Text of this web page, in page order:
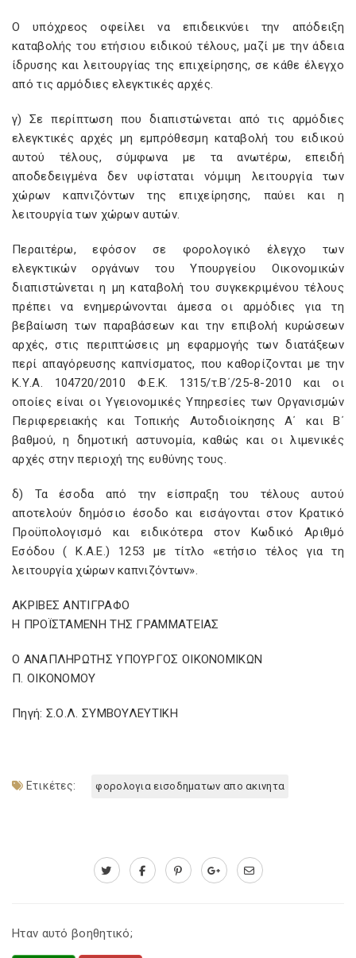
Ο υπόχρεος οφείλει να επιδεικνύει την απόδειξη
καταβολής του ετήσιου ειδικού τέλους, μαζί με την άδεια
ίδρυσης και λειτουργίας της επιχείρησης, σε κάθε έλεγχο
από τις αρμόδιες ελεγκτικές αρχές.
γ) Σε περίπτωση που διαπιστώνεται από τις αρμόδιες
ελεγκτικές αρχές μη εμπρόθεσμη καταβολή του ειδικού
αυτού τέλους, σύμφωνα με τα ανωτέρω, επειδή
αποδεδειγμένα δεν υφίσταται νόμιμη λειτουργία των
χώρων καπνιζόντων της επιχείρησης, παύει και η
λειτουργία των χώρων αυτών.
Περαιτέρω, εφόσον σε φορολογικό έλεγχο των
ελεγκτικών οργάνων του Υπουργείου Οικονομικών
διαπιστώνεται η μη καταβολή του συγκεκριμένου τέλους
πρέπει να ενημερώνονται άμεσα οι αρμόδιες για τη
βεβαίωση των παραβάσεων και την επιβολή κυρώσεων
αρχές, στις περιπτώσεις μη εφαρμογής των διατάξεων
περί απαγόρευσης καπνίσματος, που καθορίζονται με την
Κ.Υ.Α. 104720/2010 Φ.Ε.Κ. 1315/τ.Β΄/25-8-2010 και οι
οποίες είναι οι Υγειονομικές Υπηρεσίες των Οργανισμών
Περιφερειακής και Τοπικής Αυτοδιοίκησης Α΄ και Β΄
βαθμού, η δημοτική αστυνομία, καθώς και οι λιμενικές
αρχές στην περιοχή της ευθύνης τους.
δ) Τα έσοδα από την είσπραξη του τέλους αυτού
αποτελούν δημόσιο έσοδο και εισάγονται στον Κρατικό
Προϋπολογισμό και ειδικότερα στον Κωδικό Αριθμό
Εσόδου ( Κ.Α.Ε.) 1253 με τίτλο «ετήσιο τέλος για τη
λειτουργία χώρων καπνιζόντων».
ΑΚΡΙΒΕΣ ΑΝΤΙΓΡΑΦΟ
Η ΠΡΟΪΣΤΑΜΕΝΗ ΤΗΣ ΓΡΑΜΜΑΤΕΙΑΣ
Ο ΑΝΑΠΛΗΡΩΤΗΣ ΥΠΟΥΡΓΟΣ ΟΙΚΟΝΟΜΙΚΩΝ
Π. ΟΙΚΟΝΟΜΟΥ
Πηγή: Σ.Ο.Λ. ΣΥΜΒΟΥΛΕΥΤΙΚΗ
Ετικέτες: φορολογια εισοδηματων απο ακινητα
Ηταν αυτό βοηθητικό;